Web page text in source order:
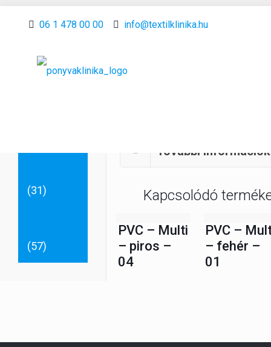
06 1 478 00 00 info@textilklinika.hu
További információk
Kapcsolódó
PVC – Multi
– piros –
04
PVC –
– fehér –
01
fajták
Kentucky
(beltéri)
(31)
(57)